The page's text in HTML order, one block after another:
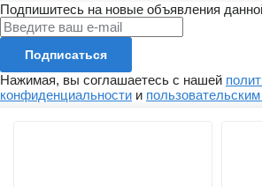
Подпишитесь на новые объявления
Подписаться
Нажимая, вы соглашаетесь с нашей
конфиденциальности и